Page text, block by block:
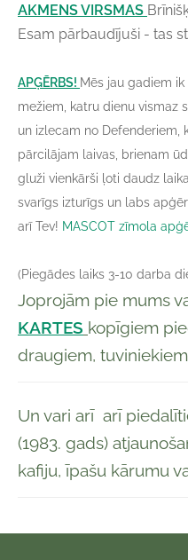
AKMENS VIRSMAS
Esam pārbaudījuši - tas
APĢĒRBS! Mēs jau gadiem
mežiem, katru dienu vismaz
un izlecam no Defenderiem,
pārcilājam laivas, brienam
gluži vienkārši ļoti daudz
svarīgs izturīgs un labs
arī Tev! MASCOT zīmola
(Piegādes laiks 3-10 darba
Joprojām pie mums
KARTES kopīgiem
draugiem,
Un vari arī arī
(1983. gads)
kafiju, īpašu kārumu